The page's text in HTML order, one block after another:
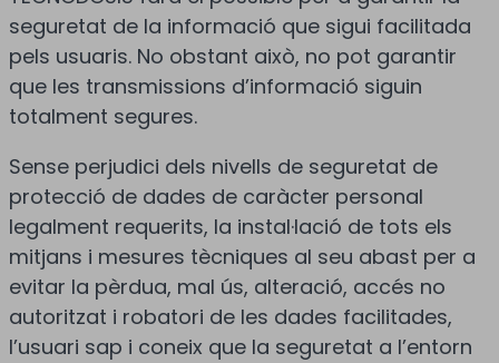
seguretat de la informació que sigui facilitada
pels usuaris. No obstant això, no pot garantir
que les transmissions d’informació siguin
totalment segures.
Sense perjudici dels nivells de seguretat de
protecció de dades de caràcter personal
legalment requerits, la instal·lació de tots els
mitjans i mesures tècniques al seu abast per a
evitar la pèrdua, mal ús, alteració, accés no
autoritzat i robatori de les dades facilitades,
l’usuari sap i coneix que la seguretat a l’entorn